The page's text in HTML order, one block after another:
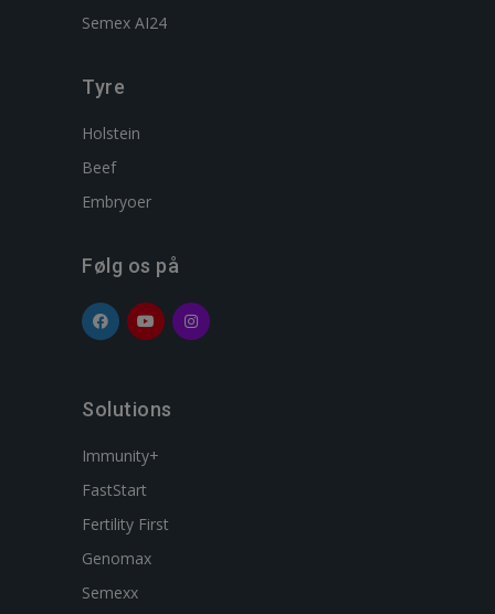
Semex AI24
Tyre
Holstein
Beef
Embryoer
Følg os på
Solutions
Immunity+
FastStart
Fertility First
Genomax
Semexx